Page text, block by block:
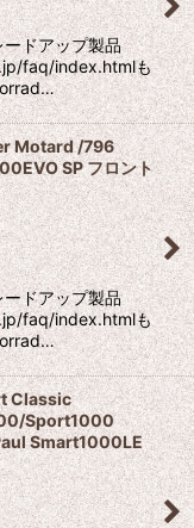
ドアップ製品
faq/index.htmlも
Motard /796
SP フロント
ドアップ製品
faq/index.htmlも
Classic
Sport1000
Smart1000LE